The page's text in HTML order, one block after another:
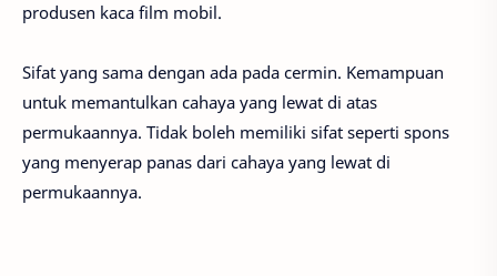
produsen kaca film mobil.
Sifat yang sama dengan ada pada cermin. Kemampuan
untuk memantulkan cahaya yang lewat di atas
permukaannya. Tidak boleh memiliki sifat seperti spons
yang menyerap panas dari cahaya yang lewat di
permukaannya.